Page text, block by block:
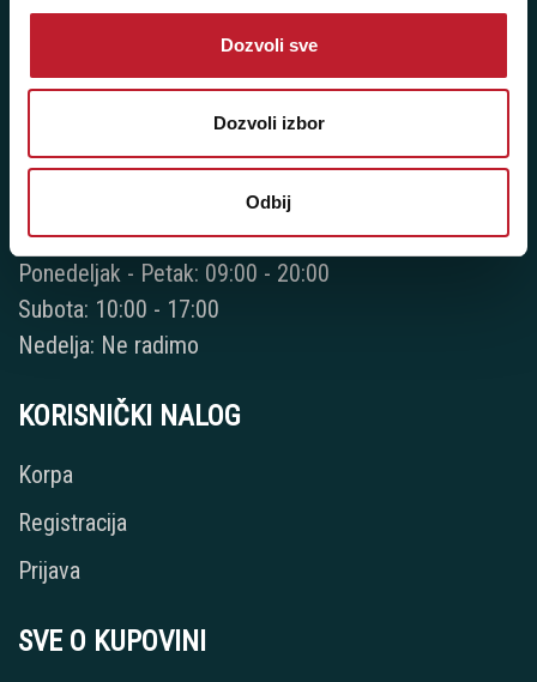
Dozvoli sve
Dozvoli izbor
Odbij
Banja Luka - Kralja Petra II 34A
Radno vreme:
Ponedeljak - Petak: 09:00 - 20:00
Subota: 10:00 - 17:00
Nedelja: Ne radimo
KORISNIČKI NALOG
Korpa
Registracija
Prijava
SVE O KUPOVINI